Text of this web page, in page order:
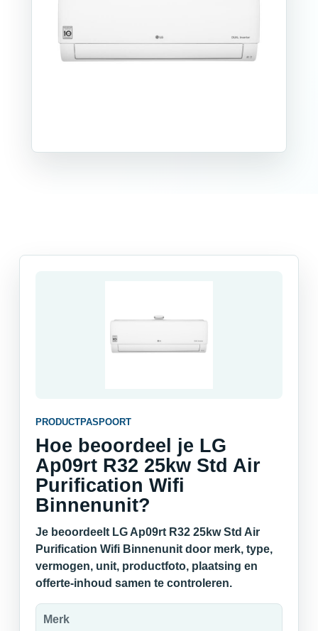
PRODUCTPASPOORT
Hoe beoordeel je LG
Ap09rt R32 25kw Std Air
Purification Wifi
Binnenunit?
Je beoordeelt LG Ap09rt R32 25kw Std Air
Purification Wifi Binnenunit door merk, type,
vermogen, unit, productfoto, plaatsing en
offerte-inhoud samen te controleren.
Merk